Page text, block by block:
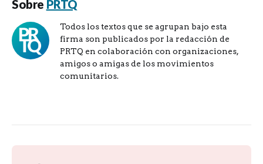
Sobre PRTQ
Todos los textos que se agrupan bajo esta
firma son publicados por la redacción de
PRTQ en colaboración con organizaciones,
amigos o amigas de los movimientos
comunitarios.